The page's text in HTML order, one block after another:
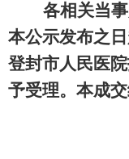
各相关当
本公示发布之
登封市人民医院
予受理。本成